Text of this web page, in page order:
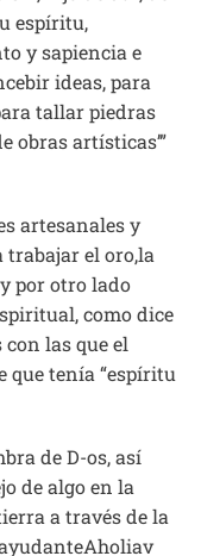
espíritu,
y sapiencia e
ideas, para
tallar piedras
obras artísticas’”
artesanales y
trabajar el oro,la
por otro lado
como dice
las que el
que tenía “espíritu
de D-os, así
de algo en la
a través de la